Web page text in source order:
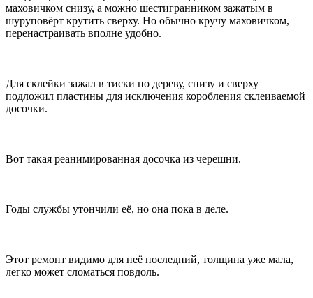
маховичком снизу, а можно шестигранником зажатым в
шуруповёрт крутить сверху. Но обычно кручу маховичком,
перенастраивать вполне удобно.
Для склейки зажал в тиски по дереву, снизу и сверху
подложил пластины для исключения коробления склеиваемой
досочки.
Вот такая реанимированная досочка из черешни.
Годы службы утончили её, но она пока в деле.
Этот ремонт видимо для неё последний, толщина уже мала,
легко может сломаться повдоль.